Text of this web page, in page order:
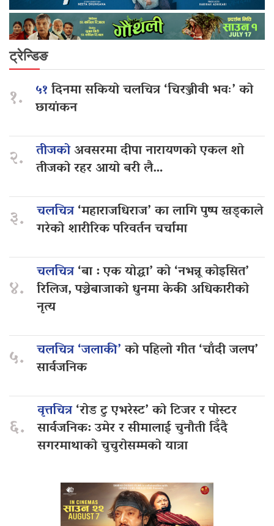
ट्रेन्डिङ
१. ५१दिनमा सकियो चलचित्र ‘चिरञ्जीवी भवः’ को
छायांकन
२. तीजकोअवसरमा दीपा नारायणको एकल शो
तीजको रहर आयो बरी लै…
३. चलचित्र‘महाराजधिराज’ का लागि पुष्प खड्काले
गरेको शारीरिक परिवर्तन चर्चामा
४.
चलचित्र‘बा : एक योद्धा’ को ‘नभन्नू कोइसित’
रिलिज, पञ्चेबाजाको धुनमा केकी अधिकारीको
नृत्य
५. चलचित्र ‘जलाकी’को पहिलो गीत ‘चाँदी जलप’
सार्वजनिक
६.
वृत्तचित्र‘रोड टु एभरेस्ट’ को टिजर र पोस्टर
सार्वजनिक: उमेर र सीमालाई चुनौती दिँदै
सगरमाथाको चुचुरोसम्मको यात्रा